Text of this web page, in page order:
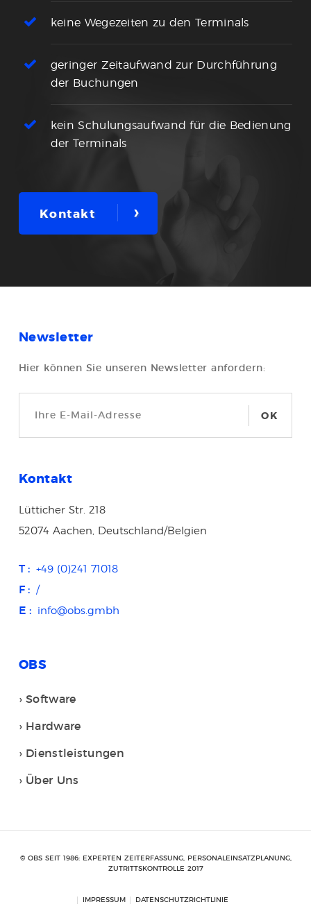
keine Wegezeiten zu den Terminals
geringer Zeitaufwand zur Durchführung
der Buchungen
kein Schulungsaufwand für die Bedienung
der Terminals
Kontakt ›
Newsletter
Hier können Sie unseren Newsletter anfordern:
OK
Kontakt
Lütticher Str. 218
52074 Aachen, Deutschland/Belgien
T : +49 (0)241 71018
F : /
E : info@obs.gmbh
OBS
Software
Hardware
Dienstleistungen
Über Uns
© OBS SEIT 1986: EXPERTEN ZEITERFASSUNG, PERSONALEINSATZPLANUNG,
ZUTRITTSKONTROLLE 2017
IMPRESSUM DATENSCHUTZRICHTLINIE